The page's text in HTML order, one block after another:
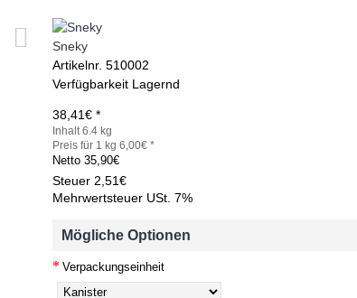
Sneky
Artikelnr. 510002
Verfügbarkeit Lagernd
38,41€ *
Inhalt 6.4 kg
Preis für 1 kg 6,00€ *
Netto 35,90€
Steuer 2,51€
Mehrwertsteuer USt. 7%
Mögliche Optionen
Verpackungseinheit